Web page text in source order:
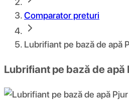
Comparator preturi
Lubrifiant pe bază de apă
Lubrifiant pe bază de apă